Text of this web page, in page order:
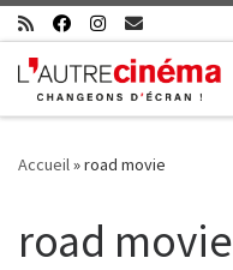
Skip to content
Accueil»road movie
road movie